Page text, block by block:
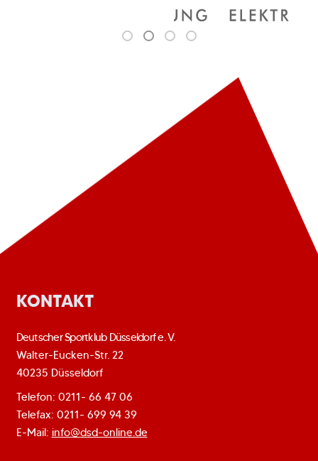
KONTAKT
Deutscher Sportklub Düsseldorf e. V.
Walter-Eucken-Str. 22
40235 Düsseldorf
Telefon: 0211- 66 47 06
Telefax: 0211- 699 94 39
E-Mail: info@dsd-online.de